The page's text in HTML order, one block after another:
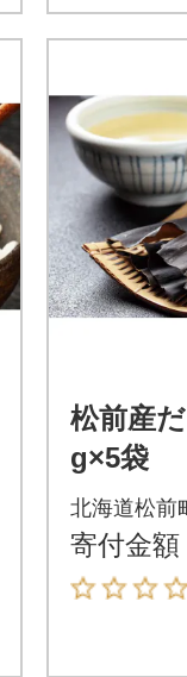
松前産
g×5袋
北海道松前
寄付金額